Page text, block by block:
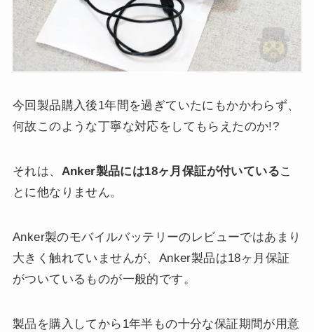
今回製品購入後1年間を過ぎていたにもかかわらず、
何故このような丁寧な対応をしてもらえたのか!?
それは、 Anker製品には18ヶ月保証が付いているこ
とに他なりません。
Anker製のモバイルバッテリーのレビューではあまり
大きく触れていませんが、Anker製品は18ヶ月保証
がついているものが一般的です。
製品を購入してから1年半もの十分な保証期間が用意